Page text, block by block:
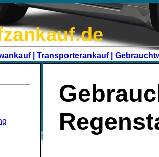
| Transporterankauf |